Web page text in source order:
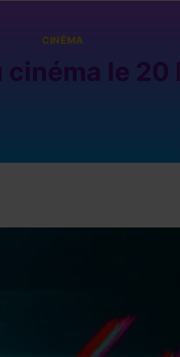
CINÉMA
cinéma le